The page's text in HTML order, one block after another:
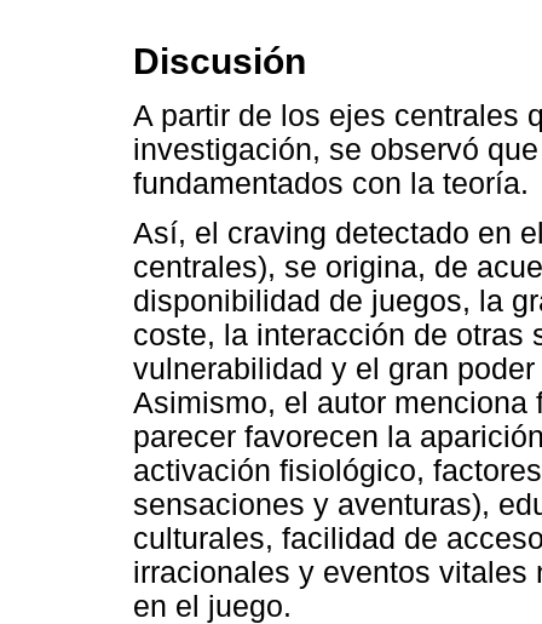
Discusión
A partir de los ejes centrales
investigación, se observó
fundamentados con la teoría.
Así, el craving detectado en
centrales), se origina, de
disponibilidad de juegos, la
coste, la interacción de otras
vulnerabilidad y el gran
Asimismo, el autor
parecer favorecen la
activación fisiológico,
sensaciones y aventuras),
culturales, facilidad de
irracionales y eventos
en el juego.